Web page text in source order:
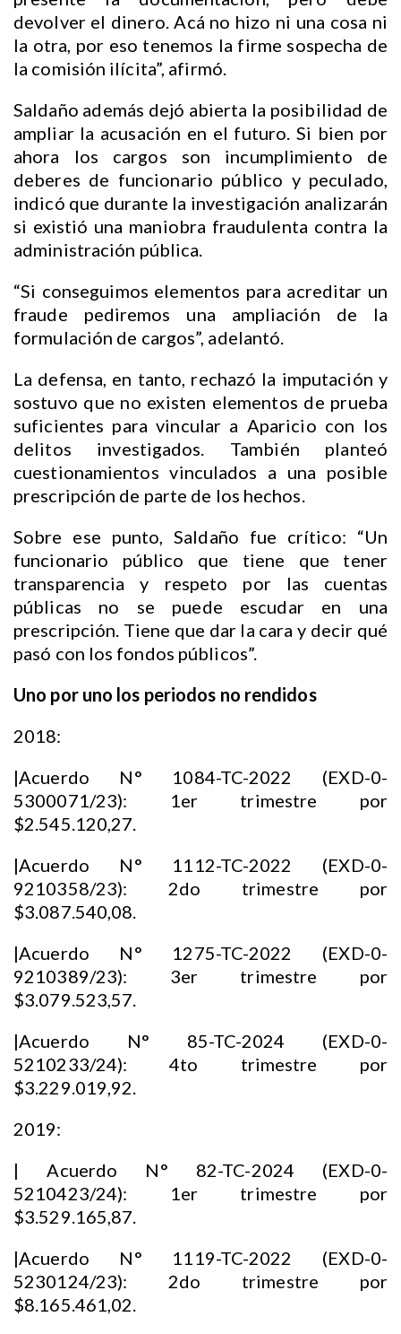
devolver el dinero. Acá no hizo ni una cosa ni
la otra, por eso tenemos la firme sospecha de
la comisión ilícita”, afirmó.
Saldaño además dejó abierta la posibilidad de
ampliar la acusación en el futuro. Si bien por
ahora los cargos son incumplimiento de
deberes de funcionario público y peculado,
indicó que durante la investigación analizarán
si existió una maniobra fraudulenta contra la
administración pública.
“Si conseguimos elementos para acreditar un
fraude pediremos una ampliación de la
formulación de cargos”, adelantó.
La defensa, en tanto, rechazó la imputación y
sostuvo que no existen elementos de prueba
suficientes para vincular a Aparicio con los
delitos investigados. También planteó
cuestionamientos vinculados a una posible
prescripción de parte de los hechos.
Sobre ese punto, Saldaño fue crítico: “Un
funcionario público que tiene que tener
transparencia y respeto por las cuentas
públicas no se puede escudar en una
prescripción. Tiene que dar la cara y decir qué
pasó con los fondos públicos”.
Uno por uno los periodos no rendidos
2018:
|Acuerdo N° 1084-TC-2022 (EXD-0-
5300071/23): 1er trimestre por
$2.545.120,27.
|Acuerdo N° 1112-TC-2022 (EXD-0-
9210358/23): 2do trimestre por
$3.087.540,08.
|Acuerdo N° 1275-TC-2022 (EXD-0-
9210389/23): 3er trimestre por
$3.079.523,57.
|Acuerdo N° 85-TC-2024 (EXD-0-
5210233/24): 4to trimestre por
$3.229.019,92.
2019:
| Acuerdo N° 82-TC-2024 (EXD-0-
5210423/24): 1er trimestre por
$3.529.165,87.
|Acuerdo N° 1119-TC-2022 (EXD-0-
5230124/23): 2do trimestre por
$8.165.461,02.